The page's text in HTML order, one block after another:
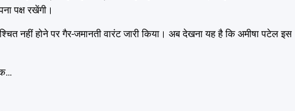
पक्ष रखेंगी।
नहीं होने पर गैर-जमानती वारंट जारी किया। अब देखना यह है कि अमीषा पटेल इस